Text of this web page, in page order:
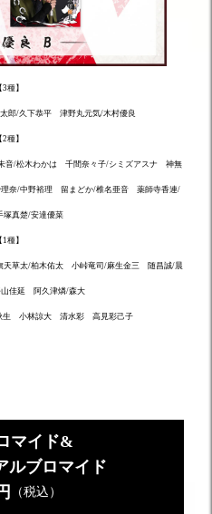
【3種】
郎/久下恭平 津野丸元気/木村優良
【2種】
/松木わかは 千間奈々子/シミズアスナ 神無
奈/中野裕理 留まどか/椎名亜音 薬師寺香連/
真楚/安達優菜
【1種】
草太/柏木佑太 小峠竜司/麻生金三 随昌誠/晨
佳延 阿久津燐/森大
生 小林諒大 清水彩 高見彩己子
マイド&
ルブロマイド
（税込）